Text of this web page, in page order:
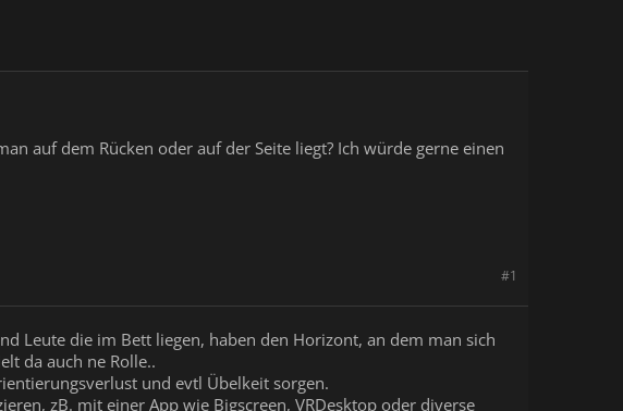
auf dem Rücken oder auf der Seite liegt? Ich würde gerne einen
#1
Leute die im Bett liegen, haben den Horizont, an dem man sich
da auch ne Rolle..
und evtl Übelkeit sorgen.
zB. mit einer App wie Bigscreen, VRDesktop oder diverse